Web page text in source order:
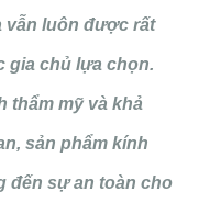
vẫn luôn được rất
gia chủ lựa chọn.
thẩm mỹ và khả
sản phẩm kính
đến sự an toàn cho